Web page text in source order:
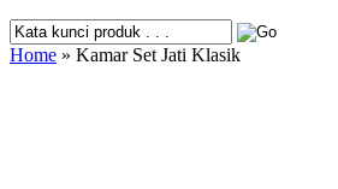
Home » Kamar Set Jati Klasik